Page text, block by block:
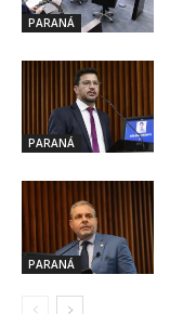
PARANÁ
PARANÁ
PARANÁ